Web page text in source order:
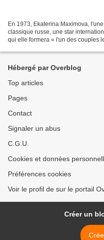
En 1973, Ekaterina Maximova,
classique russe, une star
qui elle formera « l'un des couples
Hébergé par Overblog
Top articles
Pages
Contact
Signaler un abus
C.G.U.
Cookies et données
Préférences cookies
Voir le profil de sur le portail
Créer un